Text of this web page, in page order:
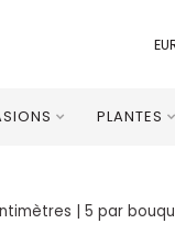
PLANTES
| 5 par